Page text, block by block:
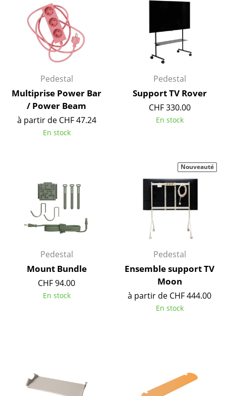
Chariots & Dessertes
Pièces détachées
... voir toutes les tables
Rangements
Étagères & Armoires
Bibliothèques
Meubles TV
Caissons roulants et Meubles d’appoint
Meubles de bar
Petits rangements
Pièces détachées
Lampes de bureau
Pedestal
Multiprise Power Bar
/ Power Beam
à partir de CHF 47.24
En stock
Pedestal
Support TV Rover
CHF 330.00
En stock
Pedestal
Mount Bundle
CHF 94.00
En stock
Pedestal
Ensemble support TV
Moon
à partir de CHF 444.00
En stock
Nouveauté